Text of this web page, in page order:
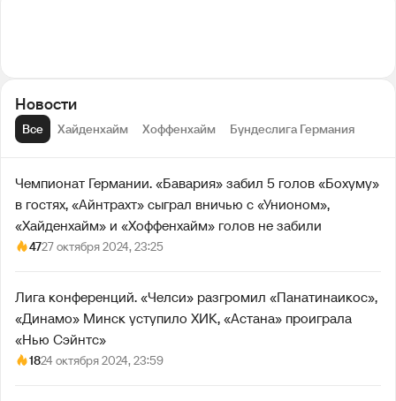
Новости
Все Хайденхайм Хоффенхайм Бундеслига Германия
Чемпионат Германии. «Бавария» забил 5 голов «Бохуму»
в гостях, «Айнтрахт» сыграл вничью с «Унионом»,
«Хайденхайм» и «Хоффенхайм» голов не забили
4727 октября 2024, 23:25
Лига конференций. «Челси» разгромил «Панатинаикос»,
«Динамо» Минск уступило ХИК, «Астана» проиграла
«Нью Сэйнтс»
1824 октября 2024, 23:59